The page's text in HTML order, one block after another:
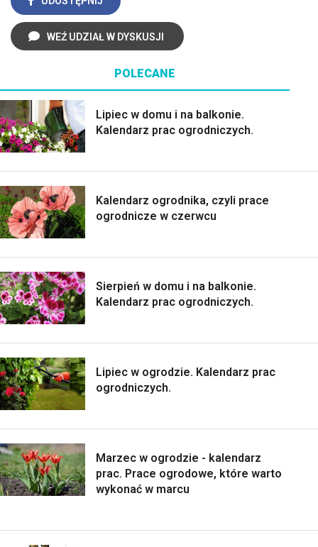
WEŹ UDZIAŁ W DYSKUSJI
POLECANE
Lipiec w domu i na balkonie.
Kalendarz prac ogrodniczych.
Kalendarz ogrodnika, czyli prace
ogrodnicze w czerwcu
Sierpień w domu i na balkonie.
Kalendarz prac ogrodniczych.
Lipiec w ogrodzie. Kalendarz prac
ogrodniczych.
Marzec w ogrodzie - kalendarz
prac. Prace ogrodowe, które warto
wykonać w marcu